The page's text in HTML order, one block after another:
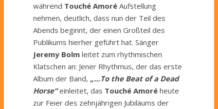
während Touché Amoré Aufstellung
nehmen, deutlich, dass nun der Teil des
Abends beginnt, der einen Großteil des
Publikums hierher geführt hat. Sänger
Jeremy Bolm leitet zum rhythmischen
Klatschen an: Jener Rhythmus, der das erste
Album der Band, „…To the Beat of a Dead
Horse“ einleitet, das Touché Amoré heute
zur Feier des zehnjährigen Jubiläums der